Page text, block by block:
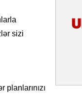
sizi